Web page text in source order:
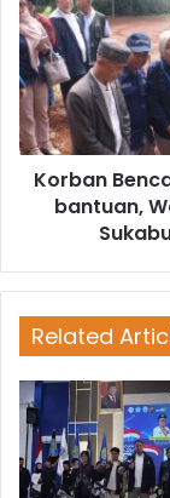
Korban
bantuan,
Related